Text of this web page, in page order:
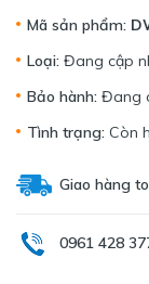
Mã sản phẩm:
Loại: Đang cập
Bảo hành: Đang
Tình trạng: Còn
Giao hàng
0961 428